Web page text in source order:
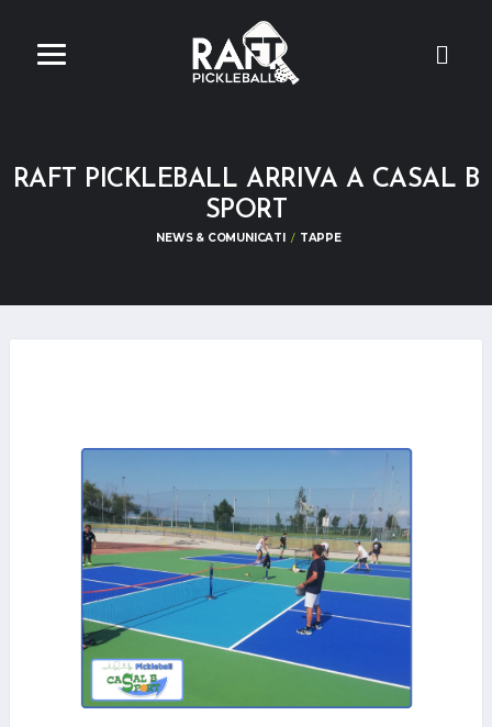
RAFT PICKLEBALL ARRIVA A CASAL B
SPORT
NEWS & COMUNICATI TAPPE